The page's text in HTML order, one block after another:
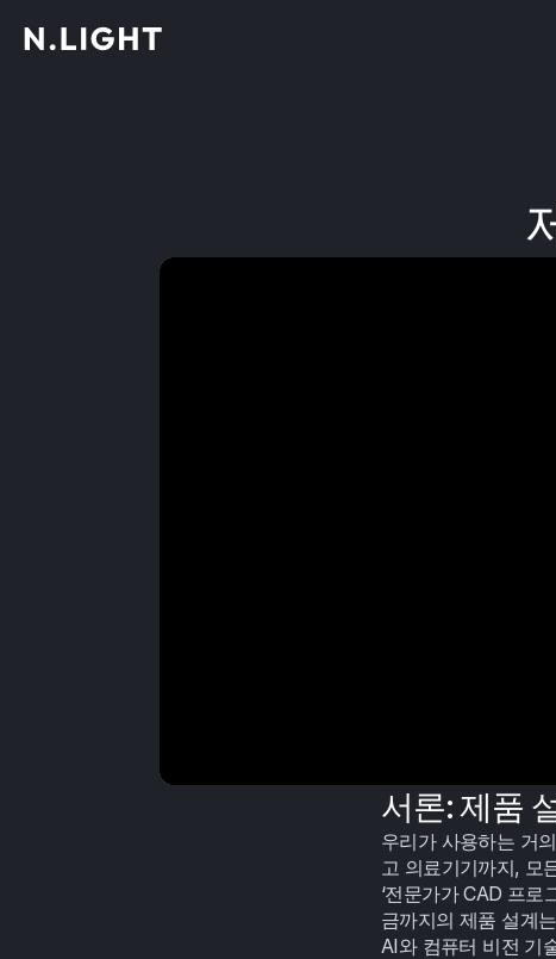
서론: 제품
우리가 사용하는 거
고 의료기기까지, 모
‘전문가가 CAD 프로
금까지의 제품 설계
AI와 컴퓨터 비전 기